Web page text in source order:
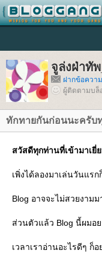
จูล่งฝ่าทั
ฝากข้อควา
ผู้ติดตามบล็
ทักทายกันก่อนนะครับ
สวัสดีทุกท่านที่เข้ามาเยี่
เพิ่งได้ลองมาเล่นวันแร
Blog อาจจะไม่สวยงาม
ส่วนตัวแล้ว Blog นี้ผมอ
เวลาเราอ่านอะไรดีๆ ก็